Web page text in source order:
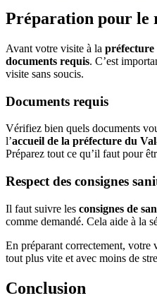
Préparation pour le
Avant votre visite à la
documents requis. C’est
visite sans soucis.
Documents requis
Vérifiez bien quels documents
l’accueil de la préfecture du
Préparez tout ce qu’il faut pour
Respect des consignes
Il faut suivre les consignes de
comme demandé. Cela aide à la
En préparant correctement, votre
tout plus vite et avec moins de
Conclusion